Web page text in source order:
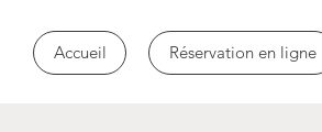
Accueil Réservation en ligne